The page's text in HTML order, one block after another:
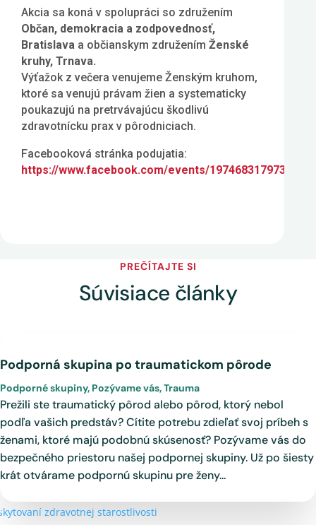
Akcia sa koná v spolupráci so združením
Občan, demokracia a zodpovednosť,
Bratislava a občianskym združením Ženské
kruhy, Trnava.
Výťažok z večera venujeme Ženským kruhom,
ktoré sa venujú právam žien a systematicky
poukazujú na pretrvávajúcu škodlivú
zdravotnícku prax v pôrodniciach.
Facebooková stránka podujatia:
https://www.facebook.com/events/197468317973853/
PREČÍTAJTE SI
Súvisiace články
Podporná skupina po traumatickom pôrode
Podporné skupiny, Pozývame vás,Trauma
Prežili ste traumatický pôrod alebo pôrod, ktorý nebol
podľa vašich predstáv? Cítite potrebu zdieľať svoj príbeh s
ženami, ktoré majú podobnú skúsenosť? Pozývame vás do
bezpečného priestoru našej podpornej skupiny. Už po šiesty
krát otvárame podpornú skupinu pre ženy...